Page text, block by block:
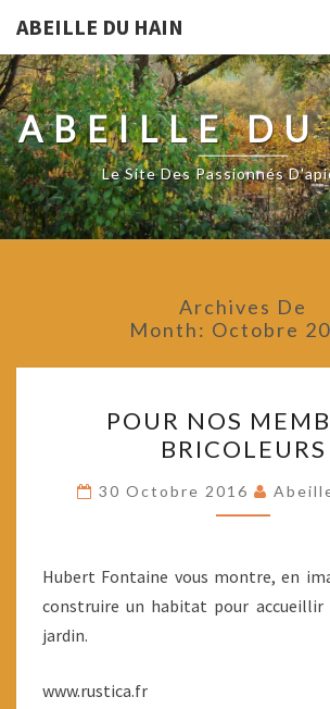
ABEILLE DU HAIN
ABEILLE
Le Site Des Passionnés
Archives De
Month: Octobre
NOS
MEMBRES
POUR NOS
BRICOLEURS
30 Octobre 2016
Hubert Fontaine vous montre, en
construire un habitat pour accueillir
jardin.
www.rustica.fr